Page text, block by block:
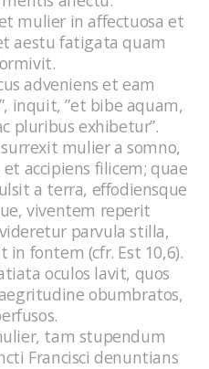
mulier in affectuosa et
aestu fatigata quam
adveniens et eam
inquit, ”et bibe aquam,
pluribus exhibetur”.
mulier a somno,
accipiens filicem; quae
a terra, effodiensque
viventem reperit
parvula stilla,
fontem (cfr. Est 10,6).
oculos lavit, quos
obumbratos,
tam stupendum
Francisci denuntians